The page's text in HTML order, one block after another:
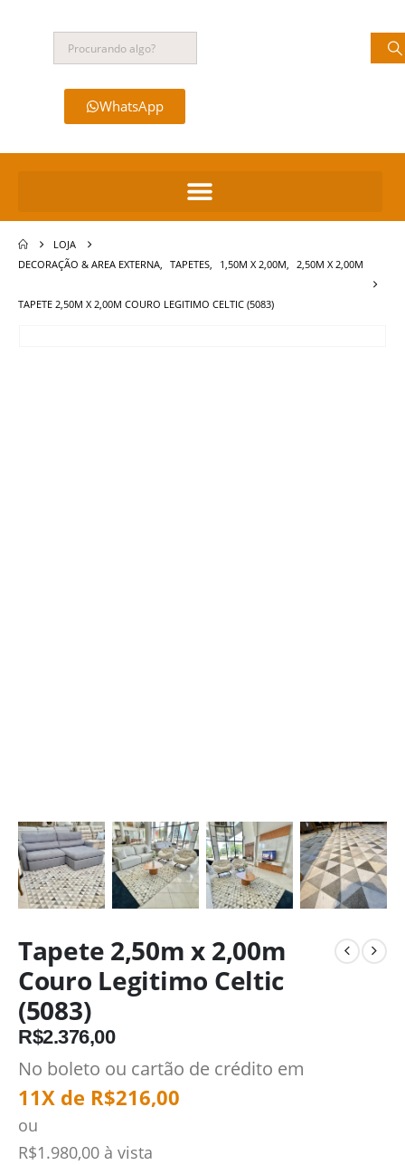
WhatsApp
LOJA
DECORAÇÃO & AREA EXTERNA
TAPETES 1,50M X 2,00M 2,50M X 2,00M
TAPETE 2,50M X 2,00M COURO LEGITIMO CELTIC (5083)
Tapete 2,50m x 2,00m
Couro Legitimo Celtic
(5083)
R$2.376,00
No boleto ou cartão de crédito em
11X de R$216,00
ou
R$1.980,00 à vista